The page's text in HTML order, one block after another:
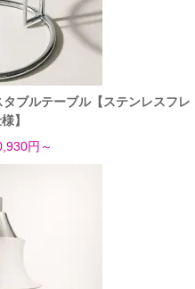
ブルテーブル【ステンレスフレ
】
円～